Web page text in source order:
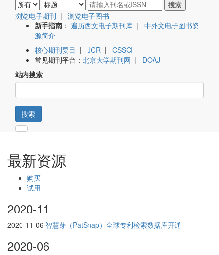
浏览电子期刊 | 浏览电子图书
新手指南 ： 遍历西文电子期刊库 | 中外文电子图书资
源简介
核心期刊要目 | JCR | CSSCI
常见期刊平台： 北京大学期刊网 | DOAJ
站内搜索
搜索
最新资源
购买
试用
2020-11
2020-11-06 智慧芽（PatSnap）全球专利检索数据库开通
2020-06